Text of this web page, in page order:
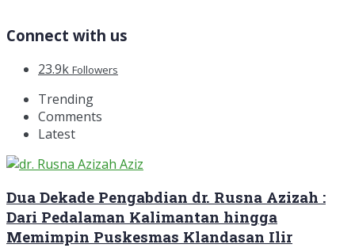
Connect with us
23.9k Followers
Trending
Comments
Latest
Dua Dekade Pengabdian dr. Rusna Azizah :
Dari Pedalaman Kalimantan hingga
Memimpin Puskesmas Klandasan Ilir